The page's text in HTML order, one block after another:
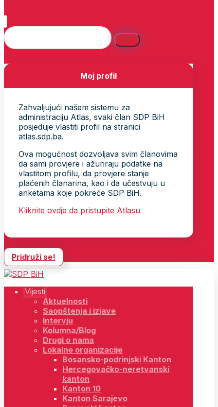
Moj profil
Zahvaljujući našem sistemu za
administraciju Atlas, svaki član SDP BiH
posjeduje vlastiti profil na stranici
atlas.sdp.ba.
Ova mogućnost dozvoljava svim članovima
da sami provjere i ažuriraju podatke na
vlastitom profilu, da provjere stanje
plaćenih članarina, kao i da učestvuju u
anketama koje pokreće SDP BiH.
Kliknite ovdje da pristupite Atlasu
Pridruži se!
Vijesti
Aktuelnosti
Saopštenja i izjave
Intervju
Kolumna/Blog
Drugi o nama
Lokalne organizacije
Bosansko-podrinjski Kanton
Hercegovačko-neretvanski
kanton
Kanton 10
Kanton Sarajevo